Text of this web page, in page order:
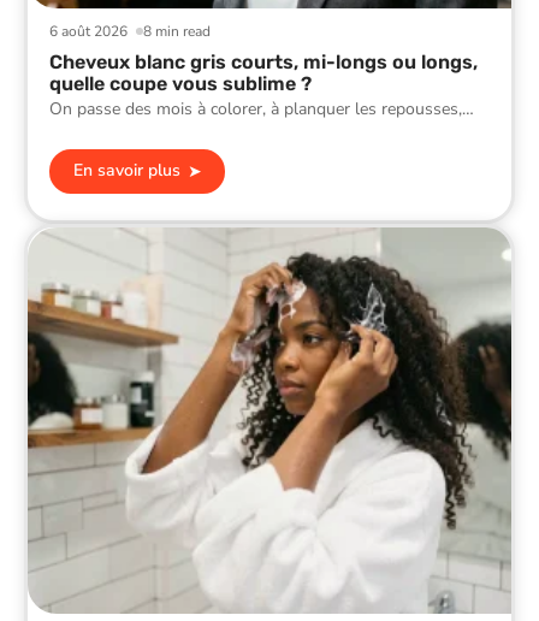
8 min read
6 août 2026
Cheveux blanc gris courts, mi-longs ou longs,
quelle coupe vous sublime ?
On passe des mois à colorer, à planquer les repousses,…
En savoir plus